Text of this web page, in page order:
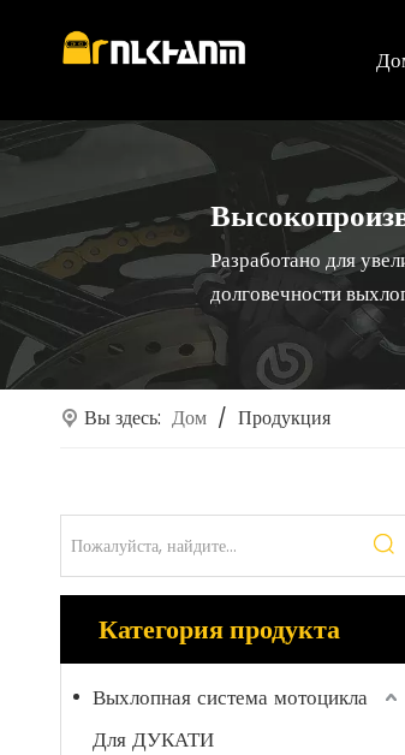
Разработано для
долговечности
Вы здесь: Дом / Продукция
Категория продукта
Выхлопная система мотоцикла
Для ДУКАТИ